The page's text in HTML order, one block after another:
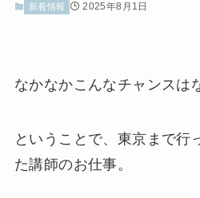
新着情報 2025年8月1日
なかなかこんなチャンスは
ということで、東京まで行
た講師のお仕事。